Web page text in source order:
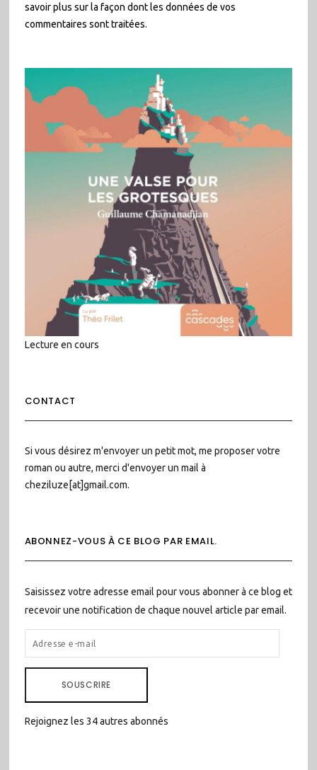
savoir plus sur la façon dont les données de vos
commentaires sont traitées.
Lecture en cours
CONTACT
Si vous désirez m'envoyer un petit mot, me proposer votre
roman ou autre, merci d'envoyer un mail à
cheziluze[at]gmail.com.
ABONNEZ-VOUS À CE BLOG PAR EMAIL.
Saisissez votre adresse email pour vous abonner à ce blog et
recevoir une notification de chaque nouvel article par email.
ADRESSE
E-
SOUSCRIRE
Rejoignez les 34 autres abonnés